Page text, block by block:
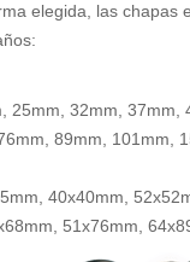
elegida, las chapas
25mm, 32mm, 37mm,
89mm, 101mm,
40x40mm,
51x76mm,